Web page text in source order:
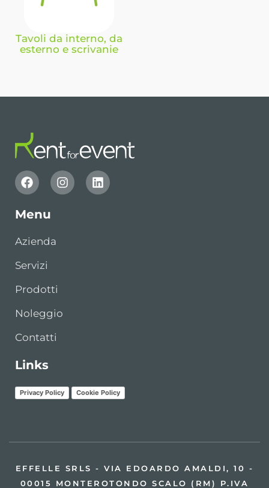
Tavoli da interno, da
esterno e scrivanie
Menu
Azienda
Servizi
Prodotti
Noleggio
Contatti
Links
Privacy Policy Cookie Policy
EFFELLE SRLS - VIA EDOARDO AMALDI, 10 -
00015 MONTEROTONDO SCALO (RM) P.IVA